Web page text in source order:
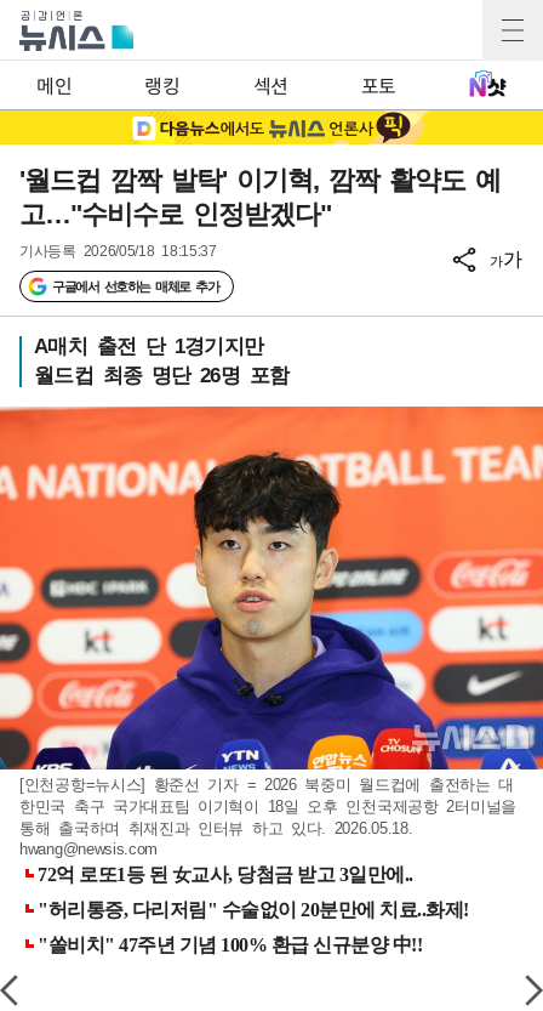
메인 랭킹 섹션 포토
'월드컵 깜짝 발탁' 이기혁, 깜짝 활약도 예
고…"수비수로 인정받겠다"
기사등록 2026/05/18 18:15:37
구글에서 선호하는 매체로 추가
가가
A매치 출전 단 1경기지만
월드컵 최종 명단 26명 포함
[인천공항=뉴시스] 황준선 기자 = 2026 북중미 월드컵에 출전하는 대
한민국 축구 국가대표팀 이기혁이 18일 오후 인천국제공항 2터미널을
통해 출국하며 취재진과 인터뷰 하고 있다. 2026.05.18.
hwang@newsis.com